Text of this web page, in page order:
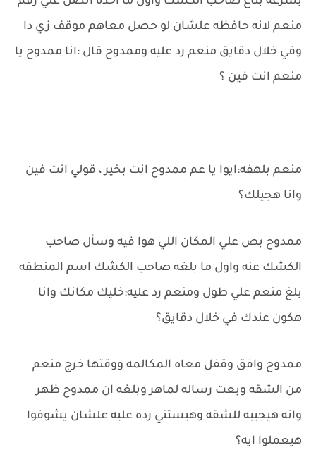
منعم لانه حافظه علشان لو حصل معاهم موقف زي دا
وفي خلال دقايق منعم رد عليه وممدوح قال :انا ممدوح يا
منعم انت فين ؟
منعم بلهفه:ايوا يا عم ممدوح انت بخير ، قولي انت فين
وانا هجيلك؟
ممدوح بص علي المكان اللي هوا فيه وسأل صاحب
الكشك عنه واول ما بلغه صاحب الكشك اسم المنطقه
بلغ منعم علي طول ومنعم رد عليه:خليك مكانك وانا
هكون عندك في خلال دقايق؟
ممدوح وافق وقفل معاه المكالمه ووقتها خرج منعم
من الشقه وبعت رساله لماهر وبلغه ان ممدوح ظهر
وانه هيجيبه للشقه وهيستني رده عليه علشان يشوفوا
هيعملوا ايه؟